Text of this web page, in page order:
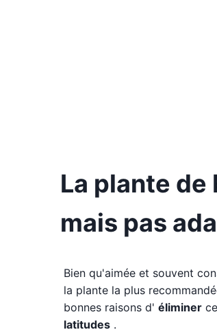
La plante
mais pas
Bien qu'aimée et souvent
la plante la plus
bonnes raisons d' éliminer
latitudes .